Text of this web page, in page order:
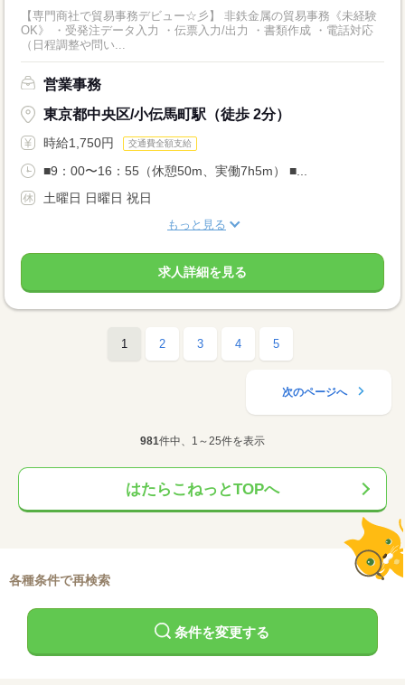
【専門商社で貿易事務デビュー☆彡】 非鉄金属の貿易事務《未経験
OK》 ・受発注データ入力 ・伝票入力/出力 ・書類作成 ・電話対応
（日程調整や問い...
営業事務
東京都中央区/小伝馬町駅（徒歩 2分）
時給1,750円 交通費全額支給
■9：00〜16：55（休憩50m、実働7h5m） ■...
土曜日 日曜日 祝日
もっと見る
求人詳細を見る
1 2 3 4 5
次のページへ
981件中、1～25件を表示
はたらこねっとTOPへ
各種条件で再検索
条件を変更する